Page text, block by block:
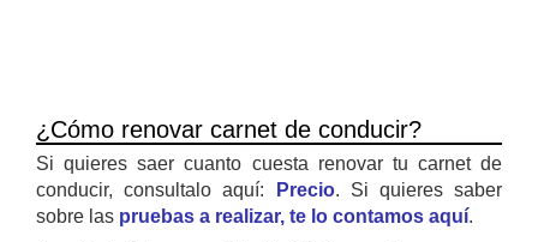
¿Cómo renovar carnet de conducir?
Si quieres saer cuanto cuesta renovar tu carnet de
conducir, consultalo aquí:
Precio. Si quieres saber
sobre las pruebas a realizar, te lo contamos aquí.